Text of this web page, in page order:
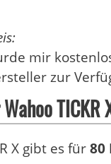
mir
zur
TICKR
X gibt es für80